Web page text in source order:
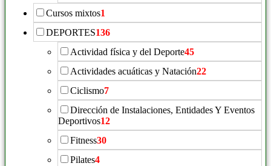
Cursos mixtos1
DEPORTES136
Actividad física y del Deporte45
Actividades acuáticas y Natación22
Ciclismo7
Dirección de Instalaciones, Entidades Y Eventos
Deportivos12
Fitness30
Pilates4